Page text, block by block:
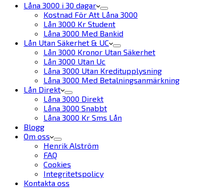
Låna 3000 i 30 dagar
Kostnad För Att Låna 3000
Lån 3000 Kr Student
Låna 3000 Med Bankid
Lån Utan Säkerhet & UC
Lån 3000 Kronor Utan Säkerhet
Lån 3000 Utan Uc
Låna 3000 Utan Kreditupplysning
Låna 3000 Med Betalningsanmärkning
Lån Direkt
Låna 3000 Direkt
Låna 3000 Snabbt
Låna 3000 Kr Sms Lån
Blogg
Om oss
Henrik Alström
FAQ
Cookies
Integritetspolicy
Kontakta oss